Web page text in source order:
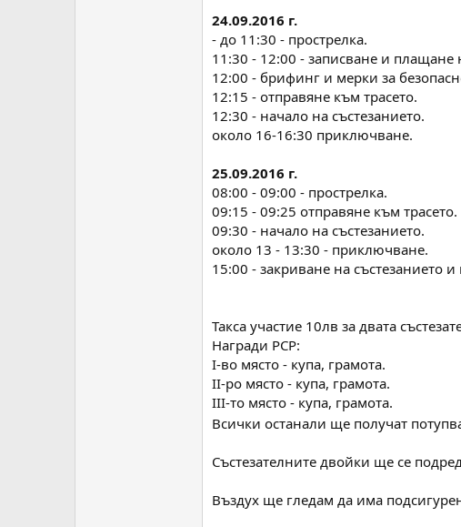
24.09.2016 г.
- до 11:30 - прострелка.
11:30 - 12:00 - записване и плащане
12:00 - брифинг и мерки за
12:15 - отправяне към трасето.
12:30 - начало на състезанието.
около 16-16:30 приключване.
25.09.2016 г.
08:00 - 09:00 - прострелка.
09:15 - 09:25 отправяне към трасето.
09:30 - начало на състезанието.
около 13 - 13:30 - приключване.
15:00 - закриване на състезанието
Такса участие 10лв за двата
Награди РСР:
І-во място - купа, грамота.
ІІ-ро място - купа, грамота.
ІІІ-то място - купа, грамота.
Всички останали ще получат
Състезателните двойки ще се
Въздух ще гледам да има